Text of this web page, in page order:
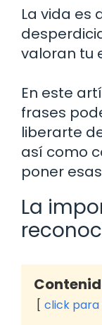
La vida es
valoran tu
En este
frases
liberarte
así como
poner
La
click para